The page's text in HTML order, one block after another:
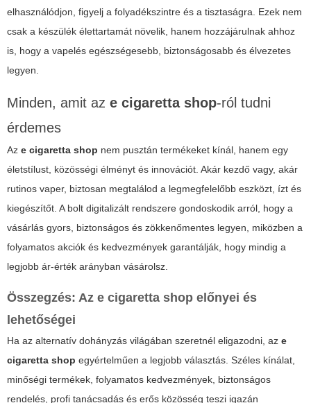
elhasználódjon, figyelj a folyadékszintre és a tisztaságra. Ezek nem
csak a készülék élettartamát növelik, hanem hozzájárulnak ahhoz
is, hogy a vapelés egészségesebb, biztonságosabb és élvezetes
legyen.
Minden, amit az e cigaretta shop-ról tudni
érdemes
Az e cigaretta shop nem pusztán termékeket kínál, hanem egy
életstílust, közösségi élményt és innovációt. Akár kezdő vagy, akár
rutinos vaper, biztosan megtalálod a legmegfelelőbb eszközt, ízt és
kiegészítőt. A bolt digitalizált rendszere gondoskodik arról, hogy a
vásárlás gyors, biztonságos és zökkenőmentes legyen, miközben a
folyamatos akciók és kedvezmények garantálják, hogy mindig a
legjobb ár-érték arányban vásárolsz.
Összegzés: Az e cigaretta shop előnyei és
lehetőségei
Ha az alternatív dohányzás világában szeretnél eligazodni, az e
cigaretta shop egyértelműen a legjobb választás. Széles kínálat,
minőségi termékek, folyamatos kedvezmények, biztonságos
rendelés, profi tanácsadás és erős közösség teszi igazán